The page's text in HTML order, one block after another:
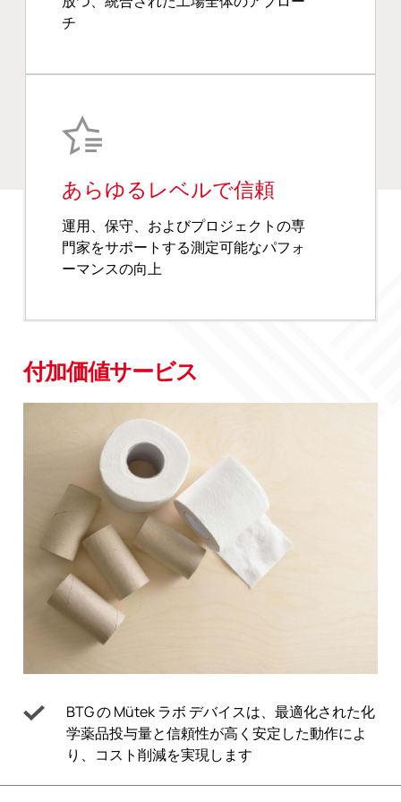
チ
あらゆるレベルで信頼
運用、保守、およびプロジェクトの専
門家をサポートする測定可能なパフォ
ーマンスの向上
付加価値サービス
BTG の Mütek ラボ デバイスは、最適化された化
学薬品投与量と信頼性が高く安定した動作によ
り、コスト削減を実現します